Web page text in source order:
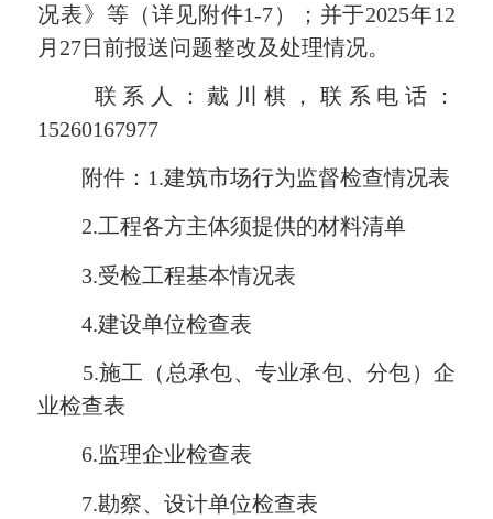
况表》等（详见附件1-7）；并于2025年12
月27日前报送问题整改及处理情况。
联系人：戴川棋，联系电话：
15260167977
附件：1.建筑市场行为监督检查情况表
2.工程各方主体须提供的材料清单
3.受检工程基本情况表
4.建设单位检查表
5.施工（总承包、专业承包、分包）企
业检查表
6.监理企业检查表
7.勘察、设计单位检查表